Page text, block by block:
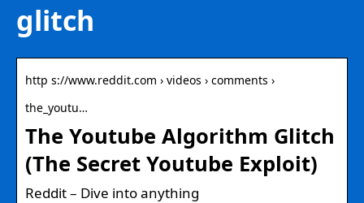
glitch
http s://www.reddit.com › videos › comments ›
the_youtu…
The Youtube Algorithm Glitch
(The Secret Youtube Exploit)
Reddit – Dive into anything